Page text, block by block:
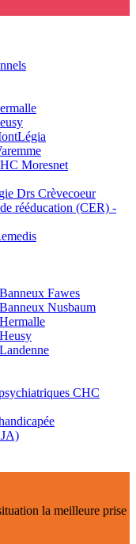
Moresnet
Drs Crèvecoeur
rééducation (CER) -
Fawes
Nusbaum
CHC
la meilleure prise